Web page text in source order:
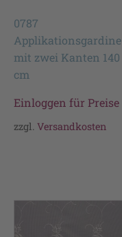
0787
Applikationsgardine
mit zwei Kanten 140
cm
Einloggen für Preise
zzgl. Versandkosten